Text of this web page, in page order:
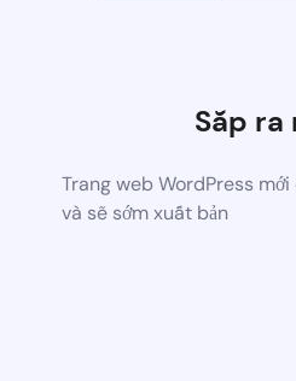
Sắp ra
Trang web WordPress
và sẽ sớm xuất bản